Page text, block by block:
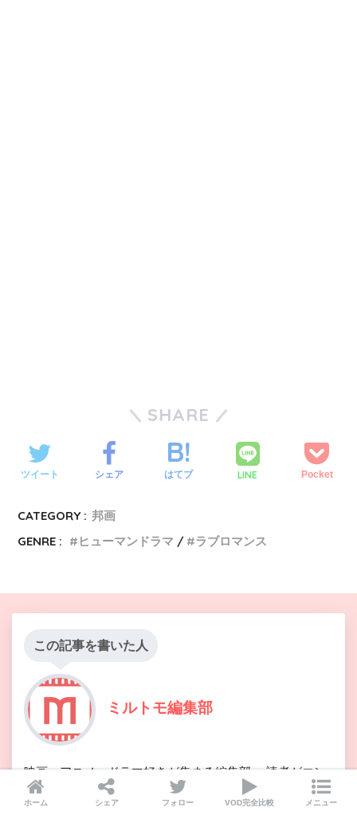
SHARE
ツイート シェア はてブ LINE Pocket
CATEGORY : 邦画
GENRE :
ヒューマンドラマ ラブロマンス
この記事を書いた人
ミルトモ編集部
映画、アニメ、ドラマ好きが集まる編集部。 読者がエン
ターテインメントをより楽しめるように概要情報、レビ
ホーム シェア フォロー VOD完全比較 メニュー